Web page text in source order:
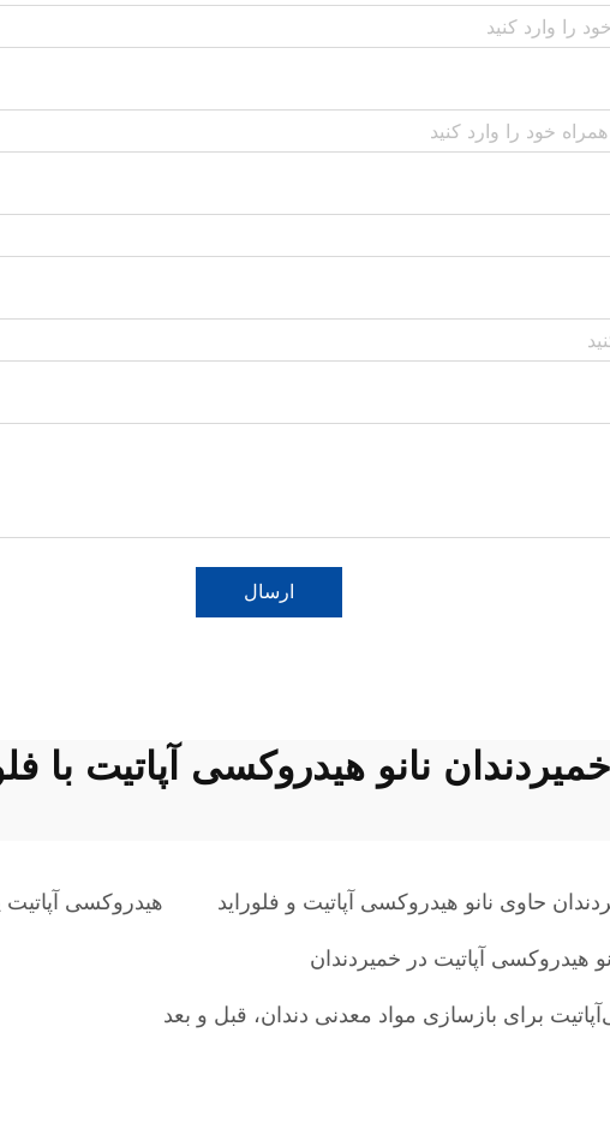
ارسال
خمیردندان نانو هیدروکسی آپاتیت با
حاوی نانو هیدروکسی آپاتیت و فلوراید
هیدروکسی آپاتیت
هیدروکسی آپاتیت در خمیردندان
برای بازسازی مواد معدنی دندان، قبل و بعد